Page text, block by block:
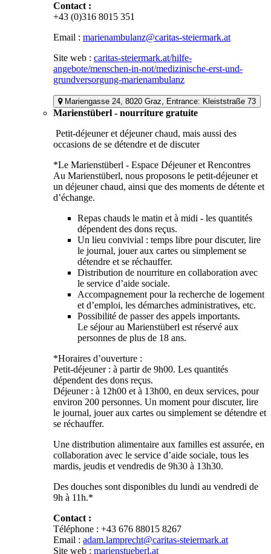
Contact :
+43 (0)316 8015 351
Email : marienambulanz@caritas-steiermark.at
Site web : caritas-steiermark.at/hilfe-
angebote/menschen-in-not/medizinische-erst-und-
grundversorgung-marienambulanz
Mariengasse 24, 8020 Graz, Entrance: Kleiststraße 73
Marienstüberl - nourriture gratuite
Petit-déjeuner et déjeuner chaud, mais aussi des
occasions de se détendre et de discuter
*Le Marienstüberl - Espace Déjeuner et Rencontres
Au Marienstüberl, nous proposons le petit-déjeuner et
un déjeuner chaud, ainsi que des moments de détente et
d’échange.
Repas chauds le matin et à midi - les quantités
dépendent des dons reçus.
Un lieu convivial : temps libre pour discuter, lire
le journal, jouer aux cartes ou simplement se
détendre et se réchauffer.
Distribution de nourriture en collaboration avec
le service d’aide sociale.
Accompagnement pour la recherche de logement
et d’emploi, les démarches administratives, etc.
Possibilité de passer des appels importants.
Le séjour au Marienstüberl est réservé aux
personnes de plus de 18 ans.
*Horaires d’ouverture :
Petit-déjeuner : à partir de 9h00. Les quantités
dépendent des dons reçus.
Déjeuner : à 12h00 et à 13h00, en deux services, pour
environ 200 personnes. Un moment pour discuter, lire
le journal, jouer aux cartes ou simplement se détendre et
se réchauffer.
Une distribution alimentaire aux familles est assurée, en
collaboration avec le service d’aide sociale, tous les
mardis, jeudis et vendredis de 9h30 à 13h30.
Des douches sont disponibles du lundi au vendredi de
9h à 11h.*
Contact :
Téléphone : +43 676 88015 8267
Email : adam.lamprecht@caritas-steiermark.at
Site web : marienstueberl.at